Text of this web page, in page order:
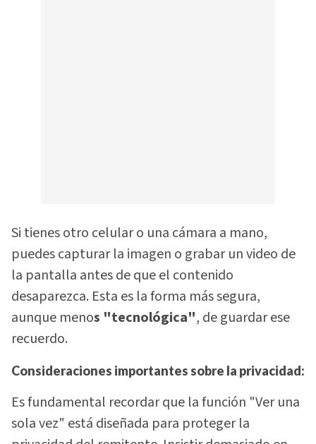
Si tienes otro celular o una cámara a mano,
puedes capturar la imagen o grabar un video de
la pantalla antes de que el contenido
desaparezca. Esta es la forma más segura,
aunque menos "tecnológica", de guardar ese
recuerdo.
Consideraciones importantes sobre la privacidad:
Es fundamental recordar que la función "Ver una
sola vez" está diseñada para proteger la